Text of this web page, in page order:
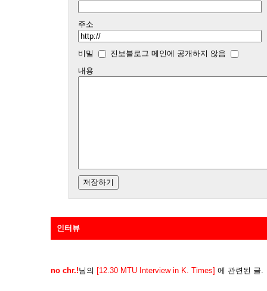
주소
비밀
진보블로그 메인에 공개하지 않음
내용
인터뷰
no chr.!님의 [12.30 MTU Interview in K. Times] 에 관련된 글.